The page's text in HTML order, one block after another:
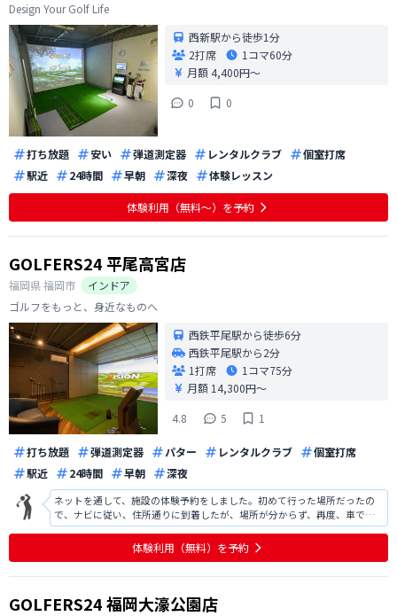
Design Your Golf Life
西新駅から徒歩1分
2打席
1コマ60分
月額 4,400円〜
0
0
打ち放題 安い 弾道測定器 レンタルクラブ
個室打席
駅近
24時間 早朝 深夜 体験レッスン
体験利用（無料〜）を予約
GOLFERS24 平尾高宮店
福岡県福岡市
インドア
ゴルフをもっと、身近なものへ
西鉄平尾駅から徒歩6分
西鉄平尾駅から2分
1打席
1コマ75分
月額 14,300円〜
4.8
5 1
打ち放題 弾道測定器 パター レンタルクラブ
個室打席
駅近
24時間 早朝 深夜
ネットを通して、施設の体験予約をしました。初めて行った場所だったの
で、ナビに従い、住所通りに到着したが、場所が分からず、再度、車で周
りを模索したら、高架下の施設で、こんな場所にあるのかとびっくりし
た。場所の有効利用と思えば、納得でした。あとは電話連絡をして開錠し
て頂き、電話での施設説明、操作説明に従
体験利用（無料）を予約
GOLFERS24 福岡大濠公園店